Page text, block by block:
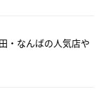
・なんばの人気店や